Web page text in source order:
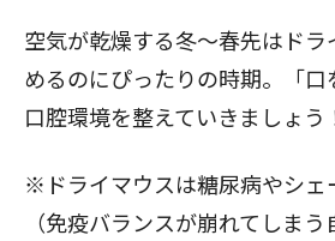
空気が乾燥する冬～春先はド
めるのにぴったりの時期。「口
口腔環境を整えていきましょう
※ドライマウスは糖尿病やシェ
（免疫バランスが崩れてしま